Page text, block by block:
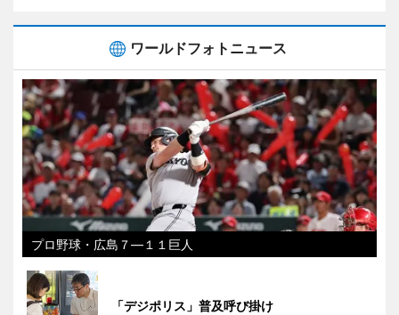
ワールドフォトニュース
プロ野球・広島７―１１巨人
「デジポリス」普及呼び掛け